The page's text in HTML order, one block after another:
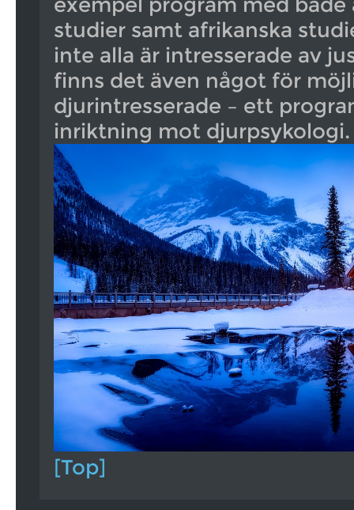
studier samt afrikanska
inte alla är intresserade av
finns det även något för
djurintresserade – ett
inriktning mot
[Top]